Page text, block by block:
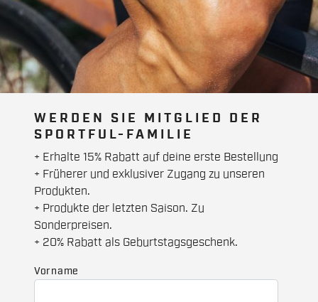
WERDEN SIE MITGLIED DER
SPORTFUL-FAMILIE
+ Erhalte 15% Rabatt auf deine erste Bestellung
+ Früherer und exklusiver Zugang zu unseren
Produkten.
+ Produkte der letzten Saison. Zu
Sonderpreisen.
+ 20% Rabatt als Geburtstagsgeschenk.
Vorname